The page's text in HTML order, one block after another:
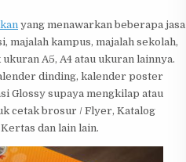
PRINTING SEMARANG, JASA PERCETAKAN
yang menawarkan beberapa jasa
majalah kampus, majalah sekolah,
A5, A4 atau ukuran lainnya.
dinding, kalender poster
Glossy supaya mengkilap atau
cetak brosur / Flyer, Katalog
dan lain lain.